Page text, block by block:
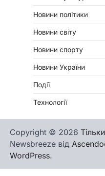
Новини політики
Новини світу
Новини спорту
Новини України
Події
Технології
Copyright © 2026
Newsbreeze від
WordPress.